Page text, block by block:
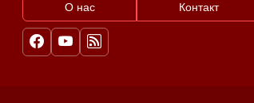
О нас Контакт